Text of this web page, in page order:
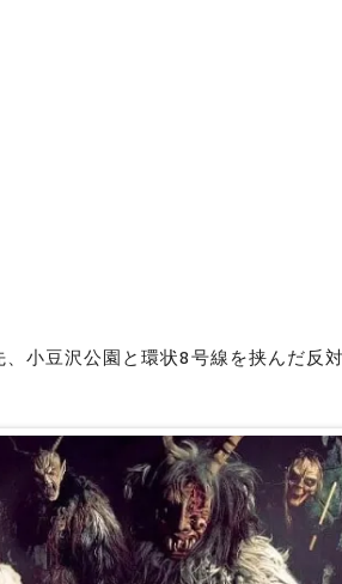
小豆沢公園と環状8号線を挟んだ反対